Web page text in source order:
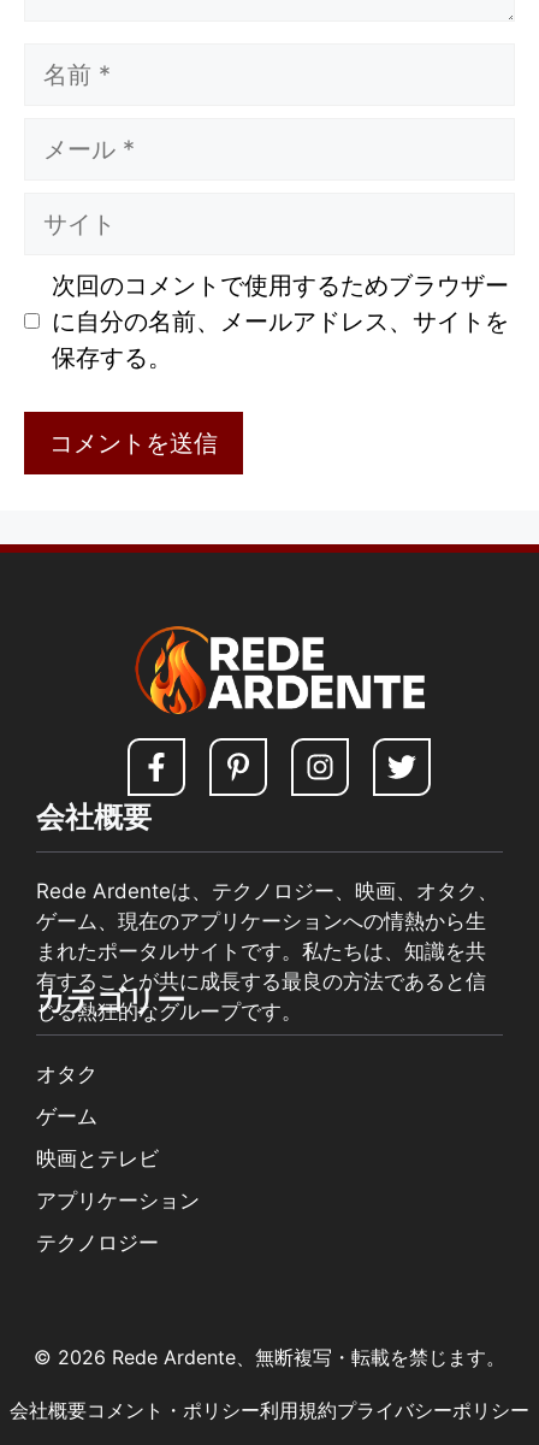
次回のコメントで使用するためブラウザー
に自分の名前、メールアドレス、サイトを
保存する。
会社概要
Rede Ardenteは、テクノロジー、映画、オタク、
ゲーム、現在のアプリケーションへの情熱から生
まれたポータルサイトです。私たちは、知識を共
有することが共に成長する最良の方法であると信
じる熱狂的なグループです。
カテゴリー
オタク
ゲーム
映画とテレビ
アプリケーション
テクノロジー
© 2026 Rede Ardente、無断複写・転載を禁じます。
プライバシーポリシー
利用規約
コメント・ポリシー
会社概要